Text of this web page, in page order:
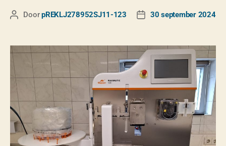
DoorpREKLJ278952SJ11-123 30 september 2024